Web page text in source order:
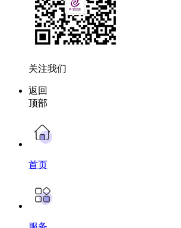
关注我们
返回
顶部
首页